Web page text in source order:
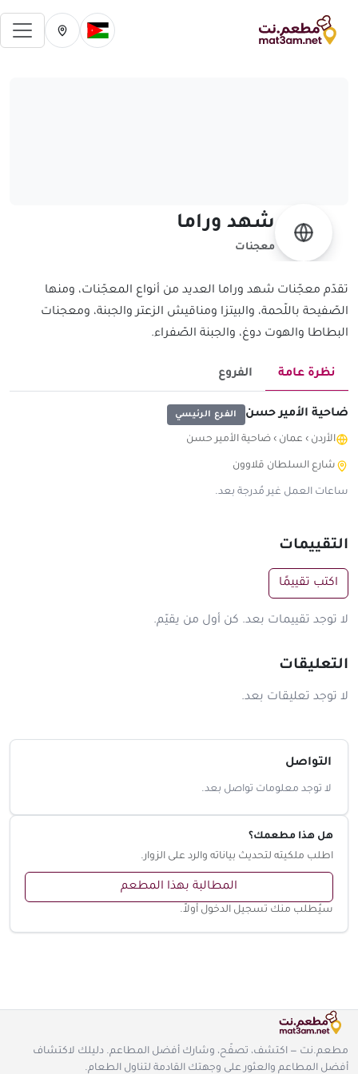
تغيير الدولة الحالية
تغيير المدينة
شهد وراما
معجنات
تقدّم معجّنات شهد وراما العديد من أنواع المعجّنات، ومنها
الصّفيحة باللّحمة، والبيتزا ومناقيش الزعتر والجبنة، ومعجنات
البطاطا والهوت دوغ، والجبنة الصّفراء.
نظرة عامة الفروع
ضاحية الأمير حسن الفرع الرئيسي
الأردن › عمان › ضاحية الأمير حسن
شارع السلطان قلاوون
ساعات العمل غير مُدرجة بعد.
التقييمات
اكتب تقييمًا
لا توجد تقييمات بعد. كن أول من يقيّم.
التعليقات
لا توجد تعليقات بعد.
التواصل
لا توجد معلومات تواصل بعد.
هل هذا مطعمك؟
اطلب ملكيته لتحديث بياناته والرد على الزوار.
المطالبة بهذا المطعم
سيُطلب منك تسجيل الدخول أولاً.
مطعم.نت — اكتشف، تصفّح، وشارك أفضل المطاعم. دليلك لاكتشاف
أفضل المطاعم والعثور على وجهتك القادمة لتناول الطعام.